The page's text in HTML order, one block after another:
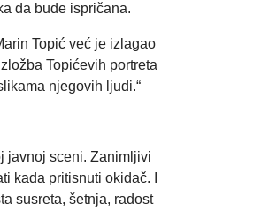
da bude ispričana.
Topić već je izlagao
Topićevih portreta
njegovih ljudi.“
javnoj sceni. Zanimljivi
kada pritisnuti okidač. I
susreta, šetnja, radost